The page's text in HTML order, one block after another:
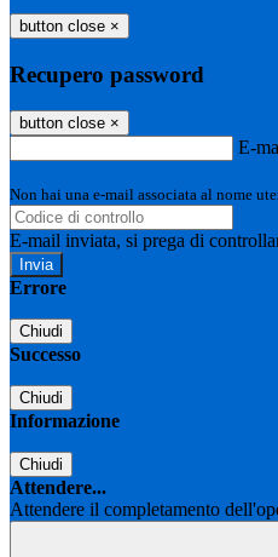
button close ×
Recupero password
button close ×
E-
Non hai una e-mail associata al nome
E-mail inviata, si prega di
Errore
Chiudi
Successo
Chiudi
Informazione
Chiudi
Attendere...
Attendere il completamento